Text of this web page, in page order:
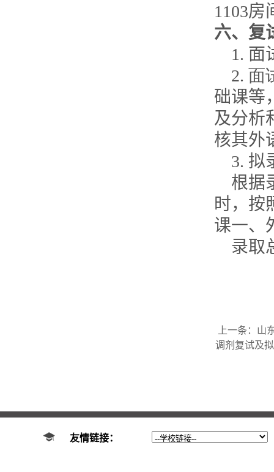
1103房
六、复
1. 面
2. 面
础课等
及分析
核其外
3. 拟
根据
时，按
课一、
录取
上一条： 山
调剂复试及
友情链接：